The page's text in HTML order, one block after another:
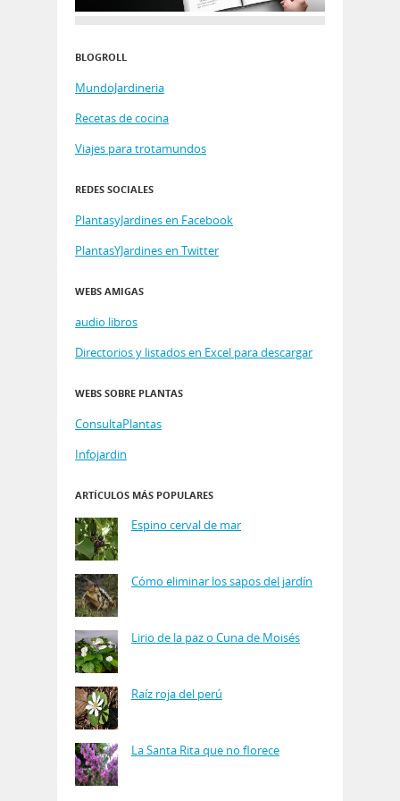
BLOGROLL
MundoJardineria
Recetas de cocina
Viajes para trotamundos
REDES SOCIALES
PlantasyJardines en Facebook
PlantasYJardines en Twitter
WEBS AMIGAS
audio libros
Directorios y listados en Excel para descargar
WEBS SOBRE PLANTAS
ConsultaPlantas
Infojardin
ARTÍCULOS MÁS POPULARES
Espino cerval de mar
Cómo eliminar los sapos del jardín
Lirio de la paz o Cuna de Moisés
Raíz roja del perú
La Santa Rita que no florece